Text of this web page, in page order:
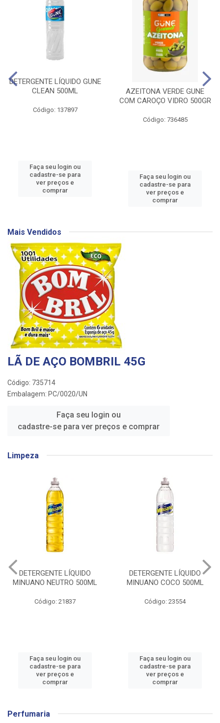
DETERGENTE LÍQUIDO GUNE
CLEAN 500ML
Código: 137897
Faça seu login ou
cadastre-se para
ver preços e
comprar
AZEITONA VERDE GUNE
COM CAROÇO VIDRO 500GR
Código: 736485
Faça seu login ou
cadastre-se para
ver preços e
comprar
Mais Vendidos
LÃ DE AÇO BOMBRIL 45G
Código: 735714
Embalagem: PC/0020/UN
Faça seu login ou
cadastre-se para ver preços e comprar
Limpeza
DETERGENTE LÍQUIDO
MINUANO NEUTRO 500ML
Código: 21837
Faça seu login ou
cadastre-se para
ver preços e
comprar
DETERGENTE LÍQUIDO
MINUANO COCO 500ML
Código: 23554
Faça seu login ou
cadastre-se para
ver preços e
comprar
Perfumaria